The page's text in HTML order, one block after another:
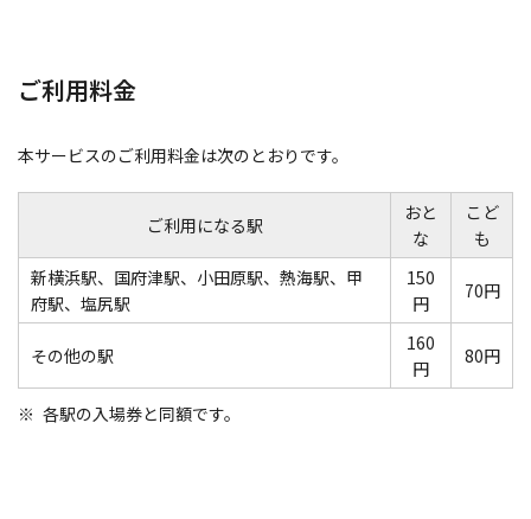
ご利用料金
本サービスのご利用料金は次のとおりです。
ご利用になる駅
おと
な
こど
も
新横浜駅、国府津駅、小田原駅、熱海駅、甲
府駅、塩尻駅
150
円
70円
その他の駅
160
円
80円
各駅の入場券と同額です。